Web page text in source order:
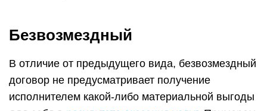
Безвозмездный
В отличие от предыдущего вида, безвозмездный
договор не предусматривает получение
исполнителем какой-либо материальной выгоды